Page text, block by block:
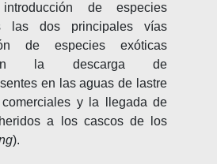
de especies
las dos principales vías
de especies exóticas
la descarga de
en las aguas de lastre
y la llegada de
a los cascos de los
).